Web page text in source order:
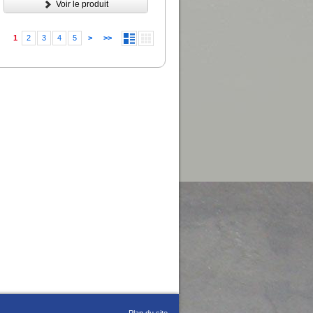
Voir le produit
1 2 3 4 5 > >>